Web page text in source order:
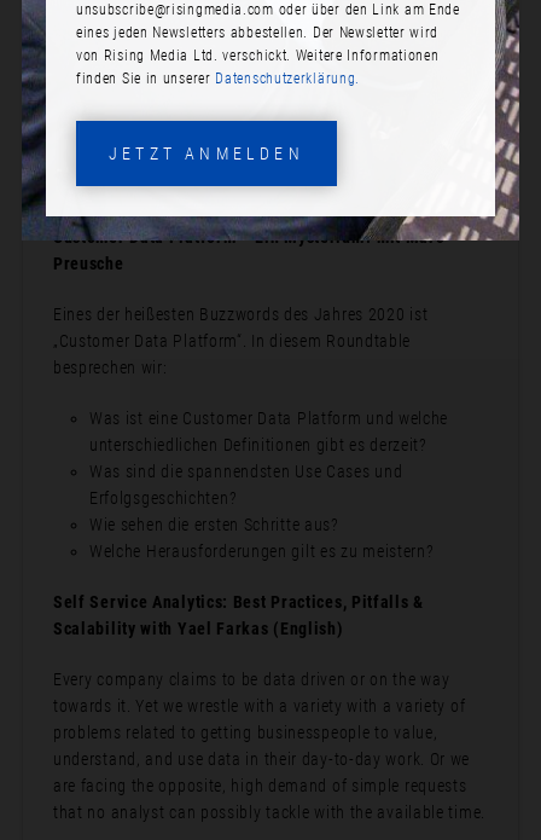
Datum:
Dienstag, 17. November 2020
Zeit:
11:20
Customer Data Platform – Ein Mysterium? mit Marc
Preusche
Eines der heißesten Buzzwords des Jahres 2020 ist
„Customer Data Platform“. In diesem Roundtable
besprechen wir:
Was ist eine Customer Data Platform und welche
unterschiedlichen Definitionen gibt es derzeit?
Was sind die spannendsten Use Cases und
Erfolgsgeschichten?
Wie sehen die ersten Schritte aus?
Welche Herausforderungen gilt es zu meistern?
Self Service Analytics: Best Practices, Pitfalls &
Scalability with Yael Farkas (English)
Every company claims to be data driven or on the way
towards it. Yet we wrestle with a variety with a variety of
problems related to getting businesspeople to value,
understand, and use data in their day-to-day work. Or we
are facing the opposite, high demand of simple requests
that no analyst can possibly tackle with the available time.
unsubscribe@risingmedia.com oder über den Link am Ende
eines jeden Newsletters abbestellen. Der Newsletter wird
von Rising Media Ltd. verschickt. Weitere Informationen
finden Sie in unserer Datenschutzerklärung.
JETZT ANMELDEN